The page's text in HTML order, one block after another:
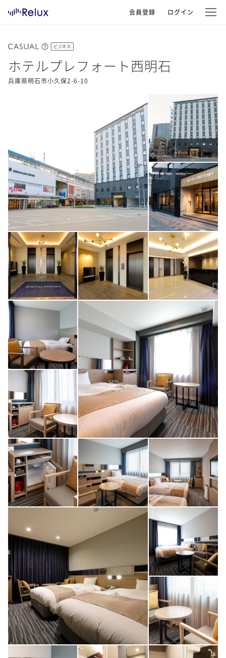
会員登録 ログイン
ビジネス
ホテルプレフォート西明石
兵庫県明石市小久保2-6-10